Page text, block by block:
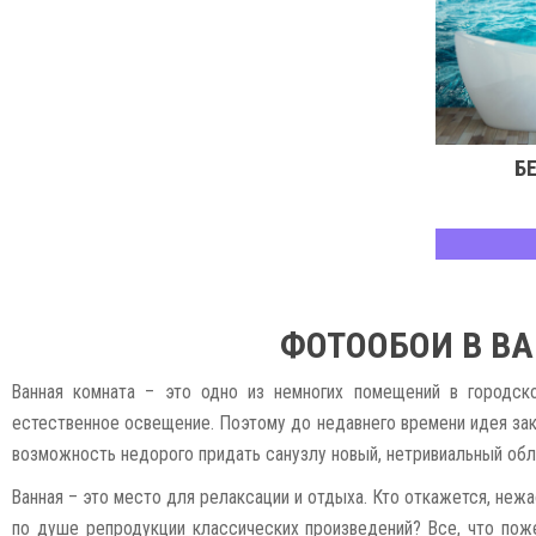
ФОТООБОИ В
Ванная комната – это одно из немногих помещений в
естественное освещение. Поэтому до недавнего времени идея
возможность недорого придать санузлу новый, нетривиальный
Ванная – это место для релаксации и отдыха. Кто откажется,
по душе репродукции классических произведений? Все, что